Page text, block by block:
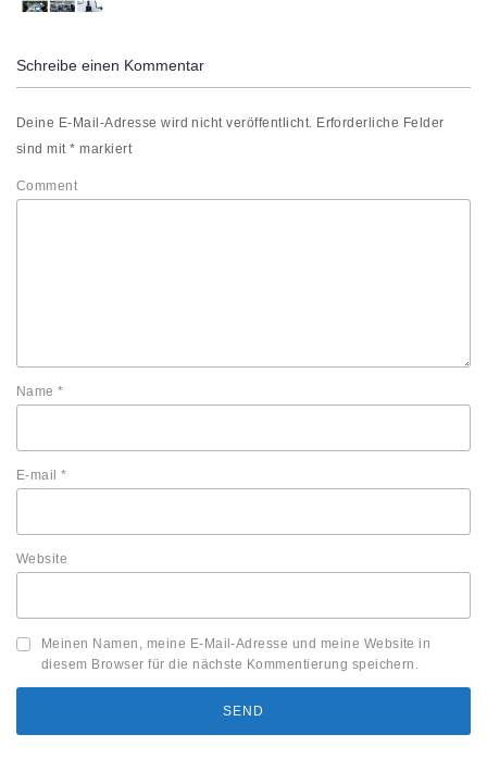
Schreibe einen Kommentar
Deine E-Mail-Adresse wird nicht veröffentlicht. Erforderliche Felder
sind mit* markiert
Comment
Name*
E-mail*
Website
Meinen Namen, meine E-Mail-Adresse und meine Website in
diesem Browser für die nächste Kommentierung speichern.